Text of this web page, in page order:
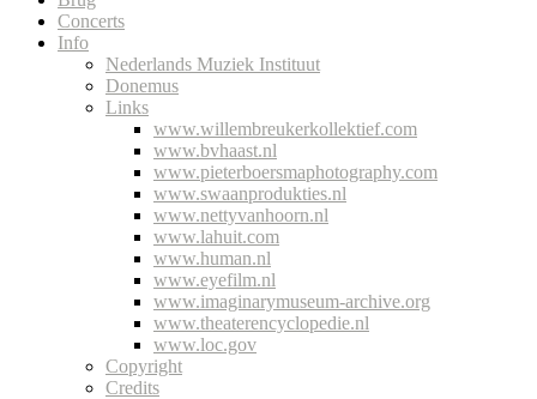
Concerts
Info
Nederlands Muziek Instituut
Donemus
Links
www.willembreukerkollektief.com
www.bvhaast.nl
www.pieterboersmaphotography.com
www.swaanprodukties.nl
www.nettyvanhoorn.nl
www.lahuit.com
www.human.nl
www.eyefilm.nl
www.imaginarymuseum-archive.org
www.theaterencyclopedie.nl
www.loc.gov
Copyright
Credits